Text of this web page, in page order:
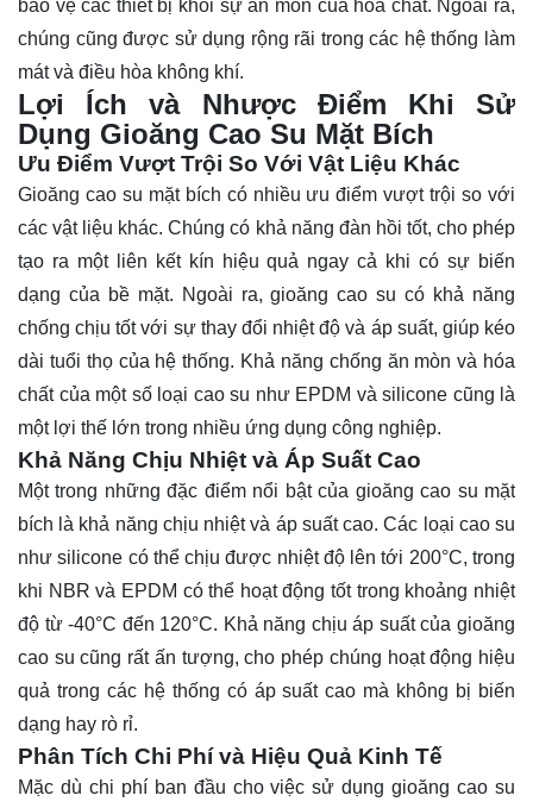
bảo vệ các thiết bị khỏi sự ăn mòn của hóa chất. Ngoài ra,
chúng cũng được sử dụng rộng rãi trong các hệ thống làm
mát và điều hòa không khí.
Lợi Ích và Nhược Điểm Khi Sử
Dụng Gioăng Cao Su Mặt Bích
Ưu Điểm Vượt Trội So Với Vật Liệu Khác
Gioăng cao su mặt bích có nhiều ưu điểm vượt trội so với
các vật liệu khác. Chúng có khả năng đàn hồi tốt, cho phép
tạo ra một liên kết kín hiệu quả ngay cả khi có sự biến
dạng của bề mặt. Ngoài ra, gioăng cao su có khả năng
chống chịu tốt với sự thay đổi nhiệt độ và áp suất, giúp kéo
dài tuổi thọ của hệ thống. Khả năng chống ăn mòn và hóa
chất của một số loại cao su như EPDM và silicone cũng là
một lợi thế lớn trong nhiều ứng dụng công nghiệp.
Khả Năng Chịu Nhiệt và Áp Suất Cao
Một trong những đặc điểm nổi bật của gioăng cao su mặt
bích là khả năng chịu nhiệt và áp suất cao. Các loại cao su
như silicone có thể chịu được nhiệt độ lên tới 200°C, trong
khi NBR và EPDM có thể hoạt động tốt trong khoảng nhiệt
độ từ -40°C đến 120°C. Khả năng chịu áp suất của gioăng
cao su cũng rất ấn tượng, cho phép chúng hoạt động hiệu
quả trong các hệ thống có áp suất cao mà không bị biến
dạng hay rò rỉ.
Phân Tích Chi Phí và Hiệu Quả Kinh Tế
Mặc dù chi phí ban đầu cho việc sử dụng gioăng cao su